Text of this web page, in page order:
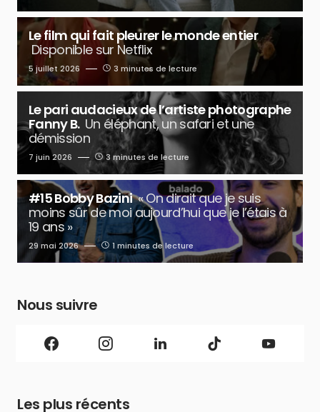
Le film qui fait pleurer le monde entier
Disponible sur Netflix
5 juillet 2026 3 minutes de lecture
Le pari audacieux de l’artiste photographe
Fanny B. Un éléphant, un safari et une
démission
7 juin 2026 3 minutes de lecture
#15 Bobby Bazini « On dirait que je suis
moins sûr de moi aujourd’hui que je l’étais à
19 ans »
29 mai 2026 1 minutes de lecture
Nous suivre
Les plus récents